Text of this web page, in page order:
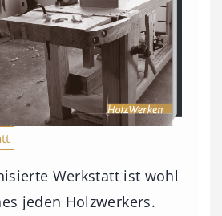
Werkstatt ist wohl
jeden Holzwerkers.